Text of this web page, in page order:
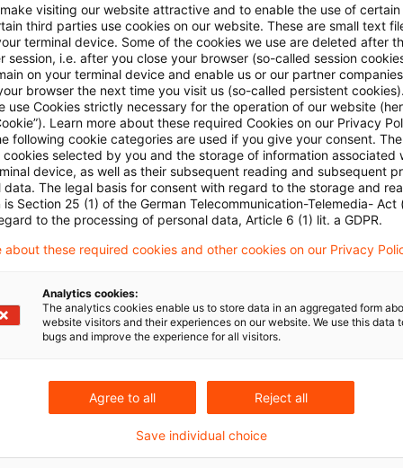
Finanzgericht Münster hatte keinen Erfolg (siehe
BFH
stattgegeben, die Entscheidung der
zur anderweitigen Verhandlung und
über sein Internetportal Gutscheine für
er die durch den Gutschein versprochene
dieser Leistung als Vermittler tätig. Seine
im Betrieb eines Internetportals.
über einen bestimmten Geldbetrag ausgestellt
der Ausstellung des Gutscheins an einem
Zahlung der Gutscheinerwerber mit einer
visiting our website attractive and to enable the use of
third parties use cookies on our website. These are small text
terminal device. Some of the cookies we use are deleted after
session, i.e. after you close your browser (so-called session
on your terminal device and enable us or our partner
browser the next time you visit us (so-called persistent
use Cookies strictly necessary for the operation of our website
Learn more about these required Cookies on our Privacy
following cookie categories are used if you give your consent.
cookies selected by you and the storage of information associated
device, as well as their subsequent reading and subsequent
data. The legal basis for consent with regard to the storage and
is Section 25 (1) of the German Telecommunication-Telemedia- Act
to the processing of personal data, Article 6 (1) lit. a GDPR.
about these required cookies and other cookies on our Privacy
Analytics cookies:
The analytics cookies enable us to store data in an aggregated form
website visitors and their experiences on our website. We use this data
bugs and improve the experience for all visitors.
Agree to all Reject all
Save individual choice